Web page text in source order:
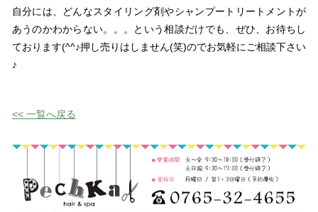
自分には、どんなスタイリング剤やシャンプートリートメントが
あうのかわからない。。。という相談だけでも、ぜひ、お待ちし
ております(^^♪押し売りはしません(笑)のでお気軽にご相談下さい
♪
<< 一覧へ戻る